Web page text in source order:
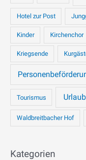
Hotel zur Post
Kinder Kirchenchor
Kriegsende
Tourismus Urlaub
Waldbreitbacher Hof
Kategorien